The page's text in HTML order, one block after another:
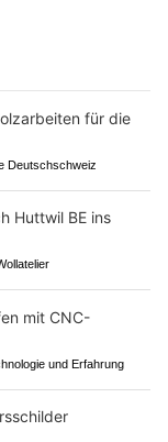
Deutschschweiz
und Erfahrung